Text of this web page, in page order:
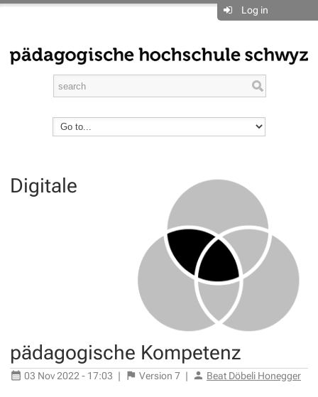
Log in
Digitale
pädagogische Kompetenz
03 Nov 2022 - 17:03 | Version 7 | Beat Döbeli Honegger